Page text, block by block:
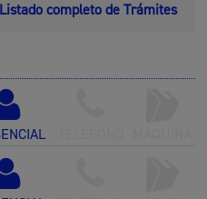
Listado completo de Trámites